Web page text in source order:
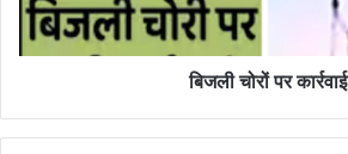
बिजली चोरों पर कार्रवाई